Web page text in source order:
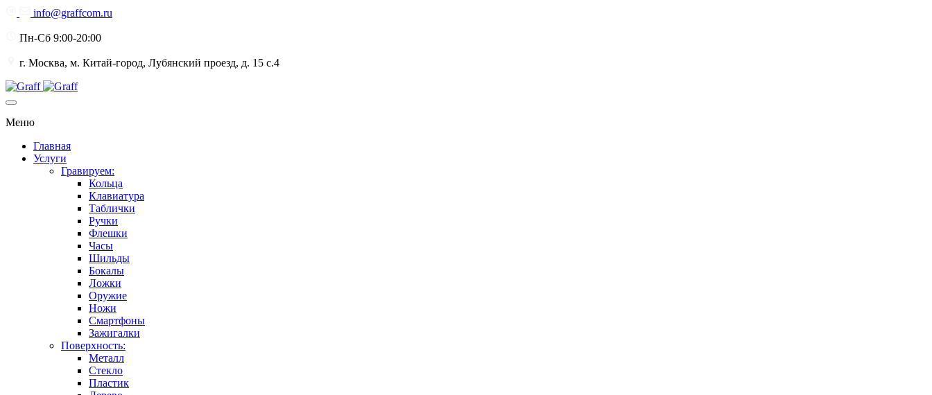
info@graffcom.ru
Пн-Сб 9:00-20:00
г. Москва, м. Китай-город, Лубянский проезд, д. 15 с.4
Меню
Главная
Услуги
Гравируем:
Кольца
Клавиатура
Таблички
Ручки
Флешки
Часы
Шильды
Бокалы
Ложки
Оружие
Ножи
Смартфоны
Зажигалки
Поверхность:
Металл
Стекло
Пластик